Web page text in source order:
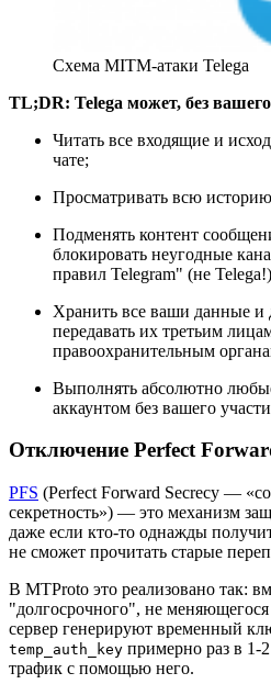
Схема MITM-атаки Telega
TL;DR: Telega может, без
Читать все входящие и
чате;
Просматривать всю
Подменять контент
блокировать неугодные
правил Telegram" (не
Хранить все ваши данные и
передавать их третьим
правоохранительным
Выполнять абсолютно
аккаунтом без вашего
Отключение Perfect
PFS (Perfect Forward Secrecy —
секретность») — это механизм
даже если кто-то однажды
не сможет прочитать старые
В MTProto это реализовано так:
"долгосрочного", не
сервер генерируют временный
temp_auth_key примерно раз в 1-
трафик с помощью него.